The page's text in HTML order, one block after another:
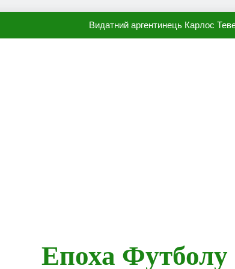
Видатний аргентинець Карлос
Епоха Футболу